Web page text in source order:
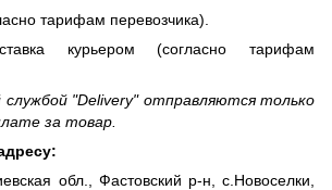
тарифам перевозчика).
курьером (согласно тарифам
службой "Delivery" отправляются только
за товар.
обл., Фастовский р-н, с.Новоселки,